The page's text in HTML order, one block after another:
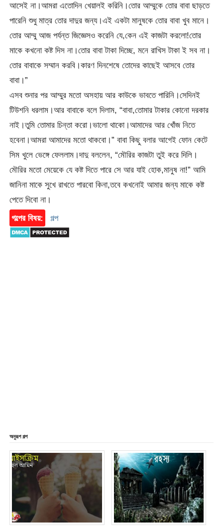
আসেই না।আমরা এতোদিন খেয়ালই করিনি।তোর আম্মুকে তোর বাবা ছাড়তে
পারেনি শুধু মাত্র তোর দাদুর জন্য।এই একটা মানুষকে তোর বাবা খুব মানে।
তোর আম্মু আজ পর্যন্ত জিজ্ঞেসও করেনি যে,কেন এই কাজটা করলো!তোর
মাকে কখনো কষ্ট দিস না।তোর বাবা টাকা দিচ্ছে, মনে রাখিস টাকা ই সব না।
তোর বাবাকে সম্মান করবি।কারণ দিনশেষে তোদের কাছেই আসবে তোর
বাবা।”
এসব শুনার পর আম্মুর মতো অসহায় আর কাউকে ভাবতে পারিনি।সেদিনই
টিউশনি ধরলাম।আর বাবাকে বলে দিলাম, “বাবা,তোমার টাকার কোনো দরকার
নাই।তুমি তোমার চিন্তা করো।ভালো থাকো।আমাদের আর খোঁজ নিতে
হবেনা।আমরা আমাদের মতো থাকবো।” বাবা কিছু বলার আগেই ফোন কেটে
সিম খুলে ভেঙ্গে ফেললাম।দাদু বললেন, “মৌরির কাজটা তুই করে দিলি।
মৌরির মতো মেয়েকে যে কষ্ট দিতে পারে সে আর যাই হোক,মানুষ না!” আমি
জানিনা মাকে সুখে রাখতে পারবো কিনা,তবে কখনোই আমার জন্য মাকে কষ্ট
পেতে দিবো না।
গল্পের বিষয়:
গল্প
অনুরূপ গল্প